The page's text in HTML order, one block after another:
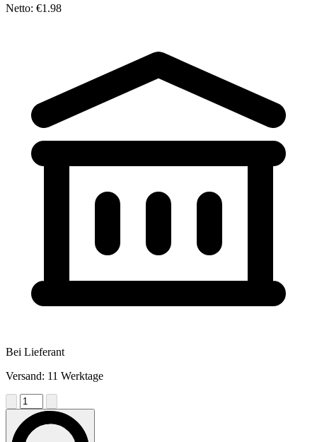
Netto: €1.98
Bei Lieferant
Versand: 11 Werktage